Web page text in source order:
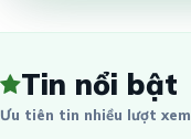
Tin nổi bật
Ưu tiên tin nhiều lượt